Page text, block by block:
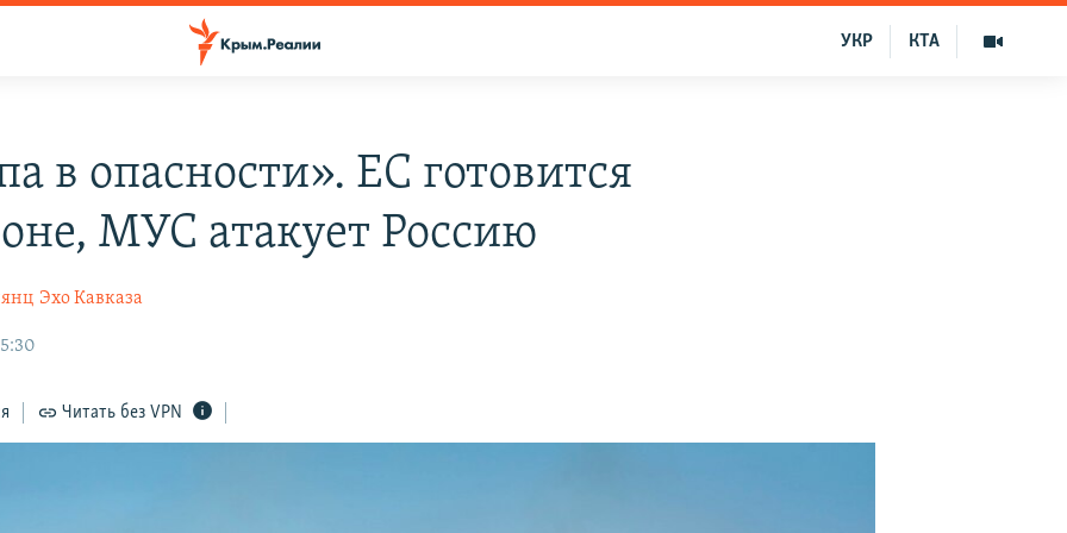
КТА
УКР
в опасности». ЕС готовится
МУС атакует Россию
Эхо Кавказа
Читать без VPN